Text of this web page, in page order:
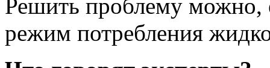
Решить проблему можно,
режим потребления